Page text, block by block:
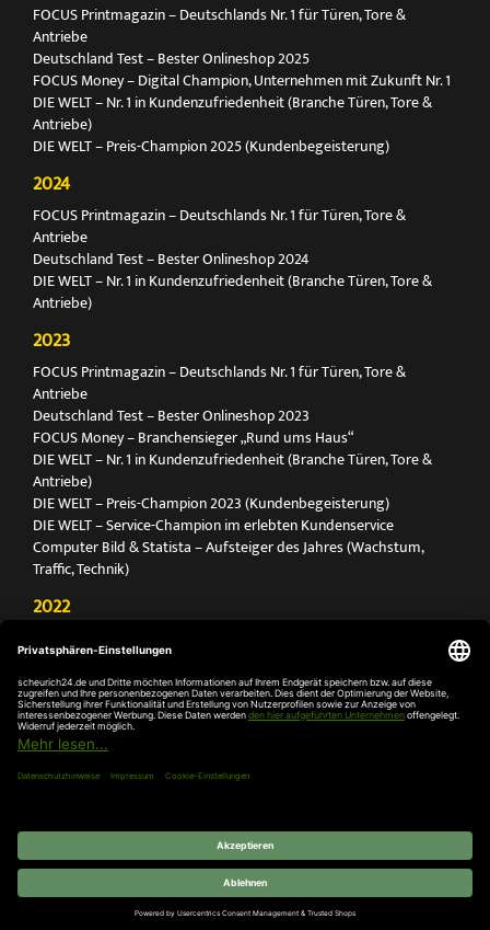
FOCUS Printmagazin – Deutschlands Nr. 1 für Türen, Tore &
Antriebe
Deutschland Test – Bester Onlineshop 2025
FOCUS Money – Digital Champion, Unternehmen mit Zukunft Nr. 1
DIE WELT – Nr. 1 in Kundenzufriedenheit (Branche Türen, Tore &
Antriebe)
DIE WELT – Preis-Champion 2025 (Kundenbegeisterung)
2024
FOCUS Printmagazin – Deutschlands Nr. 1 für Türen, Tore &
Antriebe
Deutschland Test – Bester Onlineshop 2024
DIE WELT – Nr. 1 in Kundenzufriedenheit (Branche Türen, Tore &
Antriebe)
2023
FOCUS Printmagazin – Deutschlands Nr. 1 für Türen, Tore &
Antriebe
Deutschland Test – Bester Onlineshop 2023
FOCUS Money – Branchensieger „Rund ums Haus“
DIE WELT – Nr. 1 in Kundenzufriedenheit (Branche Türen, Tore &
Antriebe)
DIE WELT – Preis-Champion 2023 (Kundenbegeisterung)
DIE WELT – Service-Champion im erlebten Kundenservice
Computer Bild & Statista – Aufsteiger des Jahres (Wachstum,
Traffic, Technik)
2022
Antriebe
Deutschland Test – Bester Onlineshop 2022
FOCUS Money – Branchensieger „Rund ums Haus“
DIE WELT – Service-Champion im erlebten Kundenservice
DIE WELT – Branchengewinner Gold-Rang (Türen, Tore & Antriebe)
© 2026 SCHEURICH GmbH